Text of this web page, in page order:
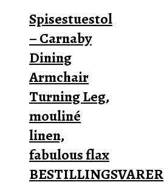
Spisestuestol
– Carnaby
Dining
Armchair
Turning Leg,
mouliné
linen,
fabulous flax
BESTILLINGSVARER